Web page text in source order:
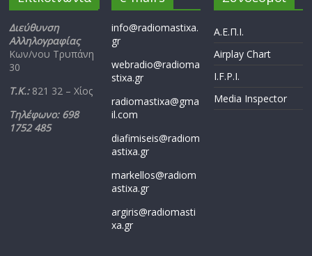
Διεύθυνση
Αλληλογραφίας
Κων/νου Τρυπάνη
30
Τ.Κ.: 821 32 – Χίος
Τηλέφωνο: 698
1752 485
info@radiomastixa.
gr
webradio@radioma
stixa.gr
radiomastixa@gma
il.com
diafimiseis@radiom
astixa.gr
markellos@radiom
astixa.gr
argiris@radiomasti
xa.gr
Α.Ε.Π.Ι.
Airplay Chart
I.F.P.I.
Media Inspector